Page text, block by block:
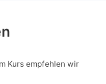
Kurs empfehlen wir